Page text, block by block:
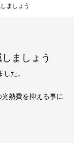
ましょう
ましょう
た。
熱費を抑える事に